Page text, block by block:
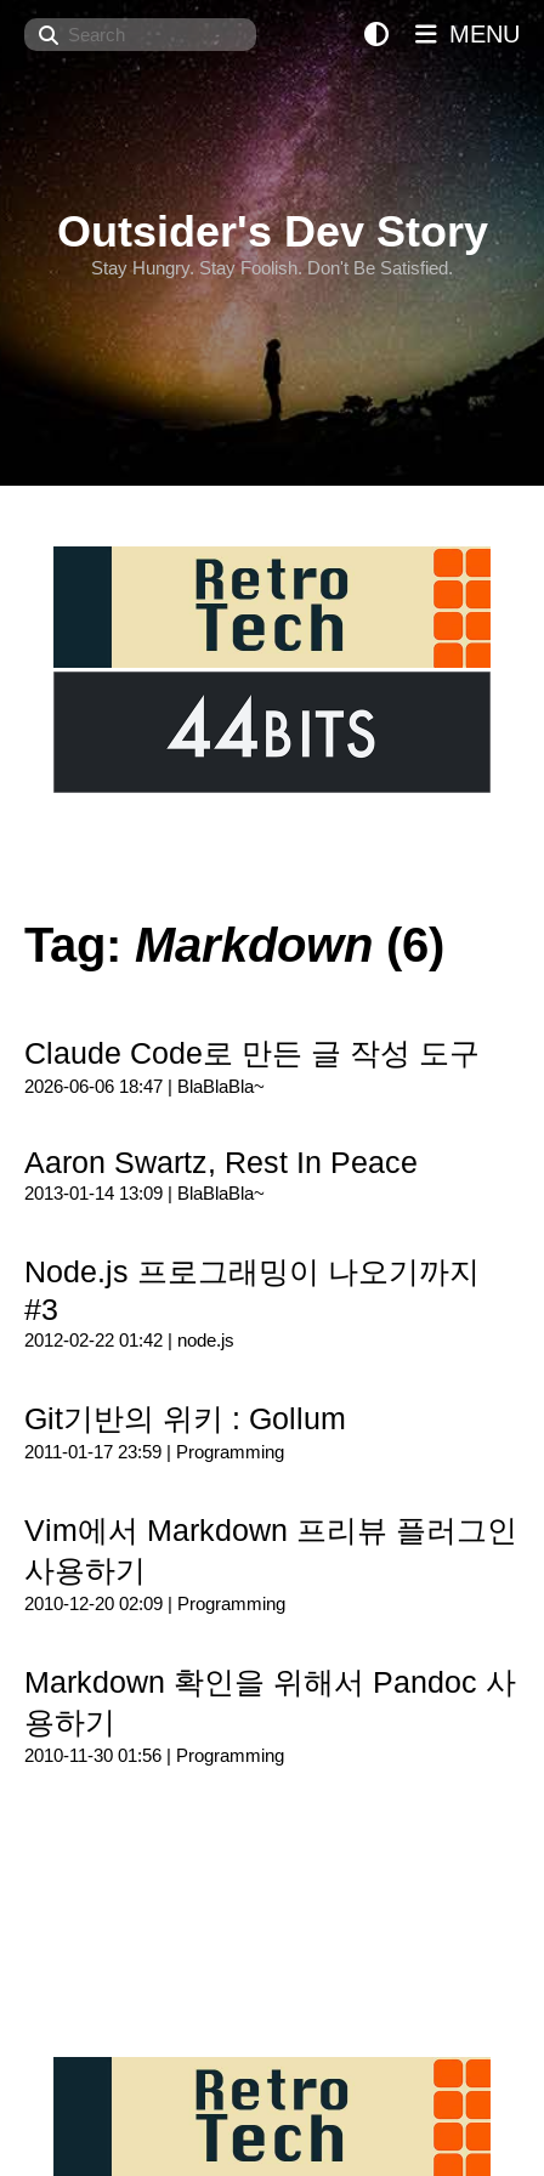
Search
Outsider's Dev Story
Stay Hungry. Stay Foolish. Don't Be Satisfied.
MENU
Tag: Markdown (6)
Claude Code로 만든 글 작성 도구
2026-06-06 18:47 | BlaBlaBla~
Aaron Swartz, Rest In Peace
2013-01-14 13:09 | BlaBlaBla~
Node.js 프로그래밍이 나오기까지
#3
2012-02-22 01:42 | node.js
Git기반의 위키 : Gollum
2011-01-17 23:59 | Programming
Vim에서 Markdown 프리뷰 플러그인
사용하기
2010-12-20 02:09 | Programming
Markdown 확인을 위해서 Pandoc 사
용하기
2010-11-30 01:56 | Programming